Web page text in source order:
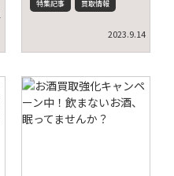
特集記事
買取情報
2023.9.14